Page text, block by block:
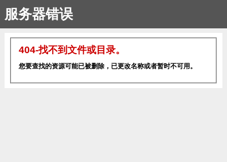
服务器错误
404-找不到文件或目录。
您要查找的资源可能已被删除，已更改名称或者暂时不可用。